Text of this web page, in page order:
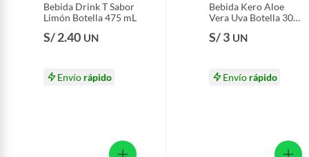
Bebida Drink T Sabor
Limón Botella 475 mL
S/ 2.40 UN
Envío rápido
Bebida Kero Aloe
Vera Uva Botella 300
S/ 3 UN
Envío rápido